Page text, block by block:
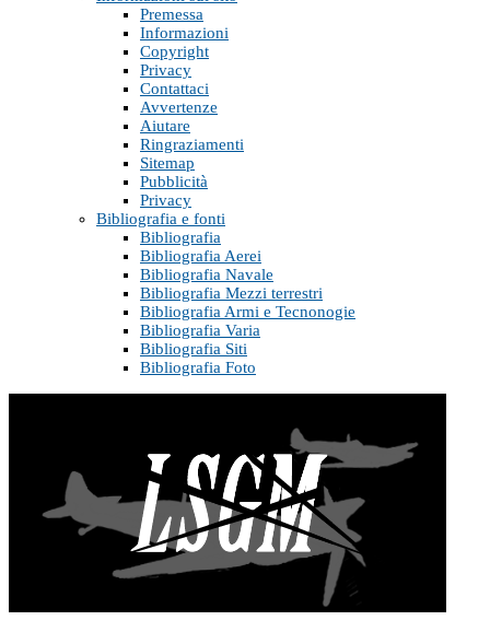
Premessa
Informazioni
Copyright
Privacy
Contattaci
Avvertenze
Aiutare
Ringraziamenti
Sitemap
Pubblicità
Privacy
Bibliografia e fonti
Bibliografia
Bibliografia Aerei
Bibliografia Navale
Bibliografia Mezzi terrestri
Bibliografia Armi e Tecnonogie
Bibliografia Varia
Bibliografia Siti
Bibliografia Foto